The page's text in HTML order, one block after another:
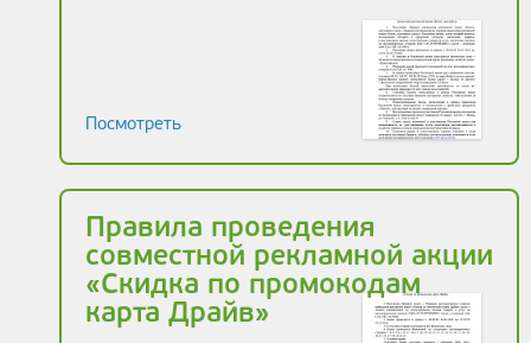
Посмотреть
Правила проведения
совместной рекламной акции
«Скидка по промокодам
карта Драйв»